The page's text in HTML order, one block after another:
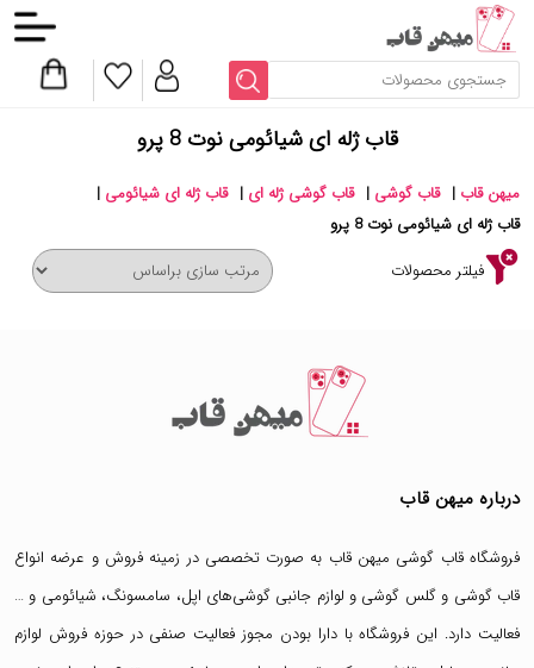
قاب ژله ای شیائومی نوت 8 پرو
میهن قاب | قاب گوشی | قاب گوشی ژله ای | قاب ژله ای شیائومی |
قاب ژله ای شیائومی نوت 8 پرو
فیلتر محصولات
درباره میهن قاب
فروشگاه قاب گوشی میهن قاب به صورت تخصصی در زمینه فروش و عرضه انواع
قاب گوشی وگلس گوشی و لوازم جانبی گوشی‌های اپل، سامسونگ، شیائومی و …
فعالیت دارد. این فروشگاه با دارا بودن مجوز فعالیت صنفی در حوزه فروش لوازم